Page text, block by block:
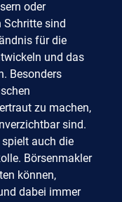
oder
Schritte sind
für die
und das
Besonders
zu machen,
sind.
auch die
Börsenmakler
können,
dabei immer